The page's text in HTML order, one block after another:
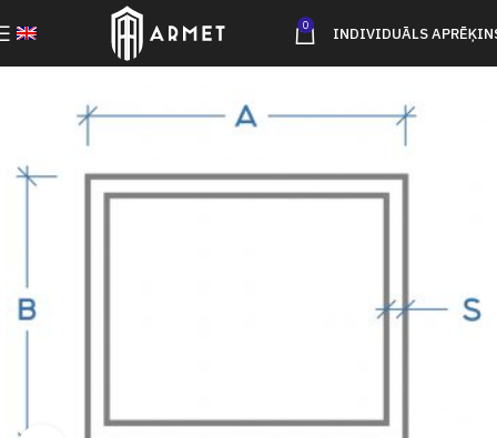
0 INDIVIDUĀLS